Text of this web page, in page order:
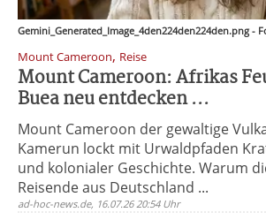
Gemini_Generated_Image_4den224den224den.png -
Mount Cameroon, Reise
Mount Cameroon: Afrikas
Buea neu entdecken ...
Mount Cameroon der gewaltige
Kamerun lockt mit Urwaldpfaden
und kolonialer Geschichte. Warum
Reisende aus Deutschland ...
ad-hoc-news.de, 16.07.26 20:54 Uhr